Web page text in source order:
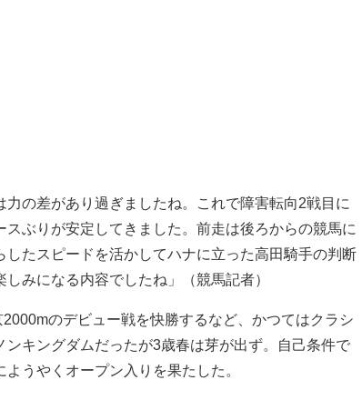
力の差があり過ぎましたね。これで障害転向2戦目に
ぶりが安定してきました。前走は後ろからの競馬に
したスピードを活かしてハナに立った高田騎手の判断
みになる内容でしたね」（競馬記者）
のデビュー戦を快勝するなど、かつてはクラシ
ンキングダムだったが3歳春は芽が出ず。自己条件で
うやくオープン入りを果たした。